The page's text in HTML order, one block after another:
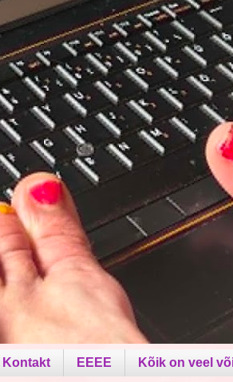
Kontakt EEEE Kõik on veel